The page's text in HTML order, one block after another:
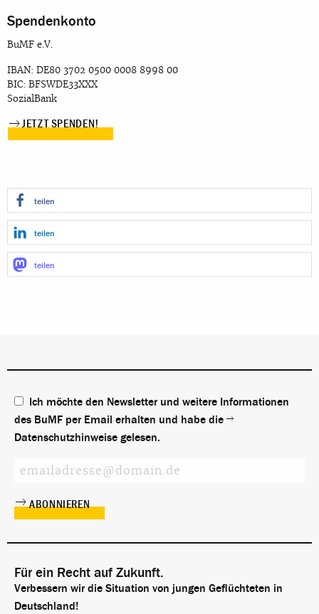
Spendenkonto
BuMF e.V.
IBAN: DE80 3702 0500 0008 8998 00
BIC: BFSWDE33XXX
SozialBank
JETZT SPENDEN!
teilen
teilen
teilen
Ich möchte den Newsletter und weitere Informationen
des BuMF per Email erhalten und habe die
Datenschutzhinweise gelesen.
Für ein Recht auf Zukunft.
Verbessern wir die Situation von jungen Geflüchteten in
Deutschland!